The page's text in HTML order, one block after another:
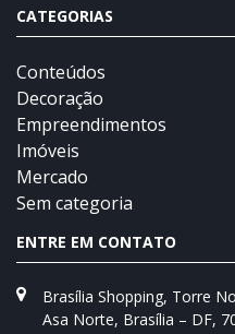
CATEGORIAS
Conteúdos
Decoração
Empreendimentos
Imóveis
Mercado
Sem categoria
ENTRE EM CONTATO
Brasília Shopping, Torre
Asa Norte, Brasília – DF,